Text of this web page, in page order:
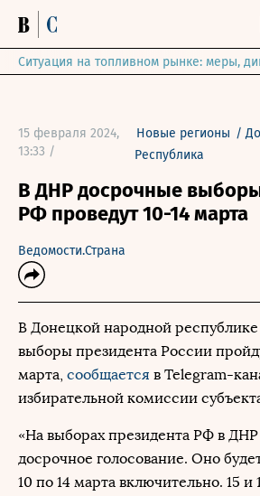
Ситуация на топливном рынке: меры,
15 февраля 2024,
13:33 /
Новые регионы /
Республика
В ДНР досрочные
РФ проведут 10-14 марта
Ведомости.Страна
В Донецкой народной
выборы президента России
марта, сообщается в Telegram-
избирательной комиссии
«На выборах президента РФ в
досрочное голосование. Оно
10 по 14 марта включительно. 15 и